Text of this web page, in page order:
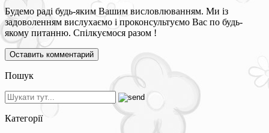
Будемо раді будь-яким Вашим висловлюванням. Ми із
задоволенням вислухаємо і проконсультуємо Вас по будь-
якому питанню. Спілкуємося разом !
Пошук
Категорії